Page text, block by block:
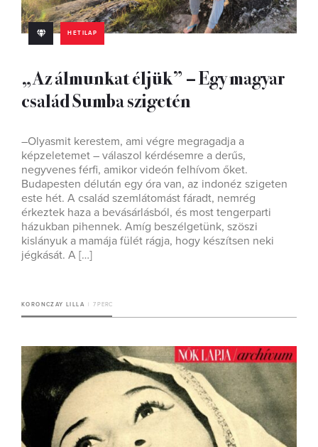
HETILAP
„Az álmunkat éljük” – Egy magyar
család Sumba szigetén
–Olyasmit kerestem, ami végre megragadja a
képzeletemet – válaszol kérdésemre a derűs,
negyvenes férfi, amikor videón felhívom őket.
Budapesten délután egy óra van, az indonéz szigeten
este hét. A család szemlátomást fáradt, nemrég
érkeztek haza a bevásárlásból, és most tengerparti
házukban pihennek. Amíg beszélgetünk, szöszi
kislányuk a mamája fülét rágja, hogy készítsen neki
jégkását. A […]
KORONCZAY LILLA 7 PERC